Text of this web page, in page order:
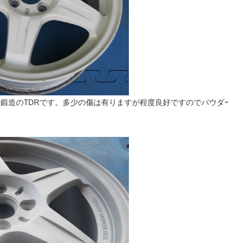
造のTDRです。多少の傷は有りますが程度良好ですのでパウダ